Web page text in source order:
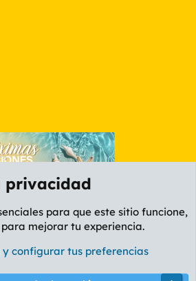
AMARILLO
privacidad
para que este sitio funcione,
mejorar tu experiencia.
configurar tus preferencias